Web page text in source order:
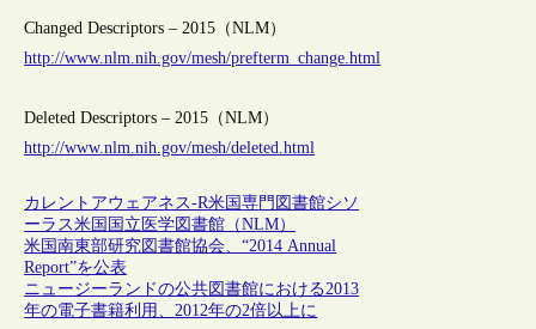
Changed Descriptors – 2015（NLM）
http://www.nlm.nih.gov/mesh/prefterm_change.html
Deleted Descriptors – 2015（NLM）
http://www.nlm.nih.gov/mesh/deleted.html
カレントアウェアネス-R米国専門図書館シソ
ーラス米国国立医学図書館（NLM）
米国南東部研究図書館協会、“2014 Annual
Report”を公表
ニュージーランドの公共図書館における2013
年の電子書籍利用、2012年の2倍以上に